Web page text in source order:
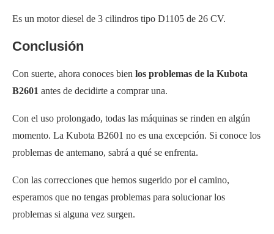
Es un motor diesel de 3 cilindros tipo D1105 de 26 CV.
Conclusión
Con suerte, ahora conoces bien los problemas de la Kubota
B2601 antes de decidirte a comprar una.
Con el uso prolongado, todas las máquinas se rinden en algún
momento. La Kubota B2601 no es una excepción. Si conoce los
problemas de antemano, sabrá a qué se enfrenta.
Con las correcciones que hemos sugerido por el camino,
esperamos que no tengas problemas para solucionar los
problemas si alguna vez surgen.